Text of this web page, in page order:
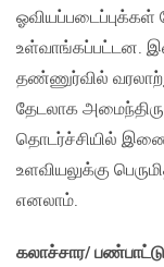
ஓவியப்படைப்புக்கள்
உள்வாங்கப்பட்டன.
தண்ணுர்வில்
தேடலாக
தொடர்ச்சியில்
உளவியலுக்கு
எனலாம்.
கலாச்சார/